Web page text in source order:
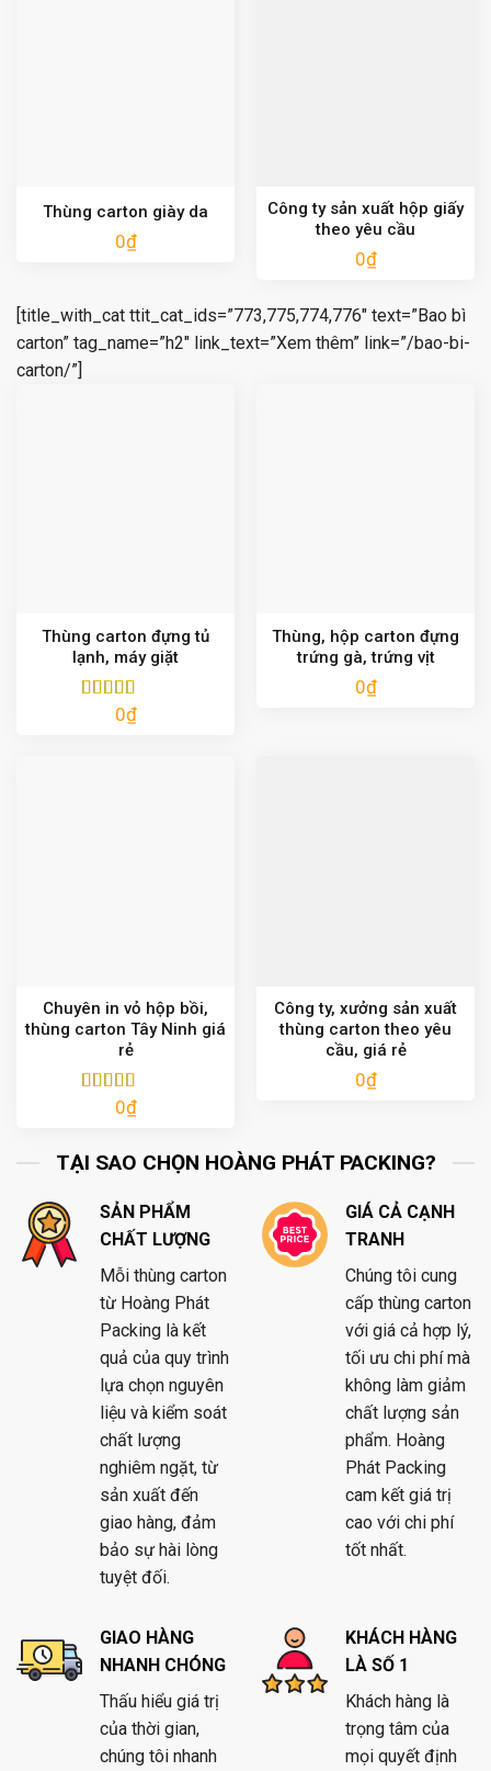
Thùng carton giày da
0₫
Công ty sản xuất hộp giấy
theo yêu cầu
0₫
[title_with_cat ttit_cat_ids=”773,775,774,776″ text=”Bao bì
carton” tag_name=”h2″ link_text=”Xem thêm” link=”/bao-bi-
carton/”]
Thùng carton đựng tủ
lạnh, máy giặt
Được xếp
0₫
Thùng, hộp carton đựng
trứng gà, trứng vịt
0₫
Chuyên in vỏ hộp bồi,
thùng carton Tây Ninh giá
rẻ
Được xếp
0₫
Công ty, xưởng sản xuất
thùng carton theo yêu
cầu, giá rẻ
0₫
TẠI SAO CHỌN HOÀNG PHÁT PACKING?
SẢN PHẨM
CHẤT LƯỢNG
Mỗi thùng carton
từ Hoàng Phát
Packing là kết
quả của quy trình
lựa chọn nguyên
liệu và kiểm soát
chất lượng
nghiêm ngặt, từ
sản xuất đến
giao hàng, đảm
bảo sự hài lòng
tuyệt đối.
GIÁ CẢ CẠNH
TRANH
Chúng tôi cung
cấp thùng carton
với giá cả hợp lý,
tối ưu chi phí mà
không làm giảm
chất lượng sản
phẩm. Hoàng
Phát Packing
cam kết giá trị
cao với chi phí
tốt nhất.
GIAO HÀNG
NHANH CHÓNG
Thấu hiểu giá trị
của thời gian,
chúng tôi nhanh
KHÁCH HÀNG
LÀ SỐ 1
Khách hàng là
trọng tâm của
mọi quyết định